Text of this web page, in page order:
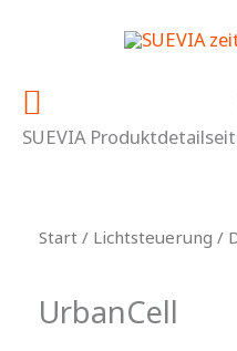
Suchen
SUEVIA
Start / Lichtsteuerung /
UrbanCell